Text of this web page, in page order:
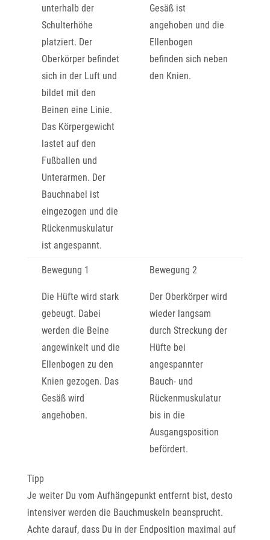
unterhalb der
Schulterhöhe
platziert. Der
Oberkörper befindet
sich in der Luft und
bildet mit den
Beinen eine Linie.
Das Körpergewicht
lastet auf den
Fußballen und
Unterarmen. Der
Bauchnabel ist
eingezogen und die
Rückenmuskulatur
ist angespannt.
Gesäß ist
angehoben und die
Ellenbogen
befinden sich neben
den Knien.
Bewegung 1
Die Hüfte wird stark
gebeugt. Dabei
werden die Beine
angewinkelt und die
Ellenbogen zu den
Knien gezogen. Das
Gesäß wird
angehoben.
Bewegung 2
Der Oberkörper wird
wieder langsam
durch Streckung der
Hüfte bei
angespannter
Bauch- und
Rückenmuskulatur
bis in die
Ausgangsposition
befördert.
Tipp
Je weiter Du vom Aufhängepunkt entfernt bist, desto
intensiver werden die Bauchmuskeln beansprucht.
Achte darauf, dass Du in der Endposition maximal auf